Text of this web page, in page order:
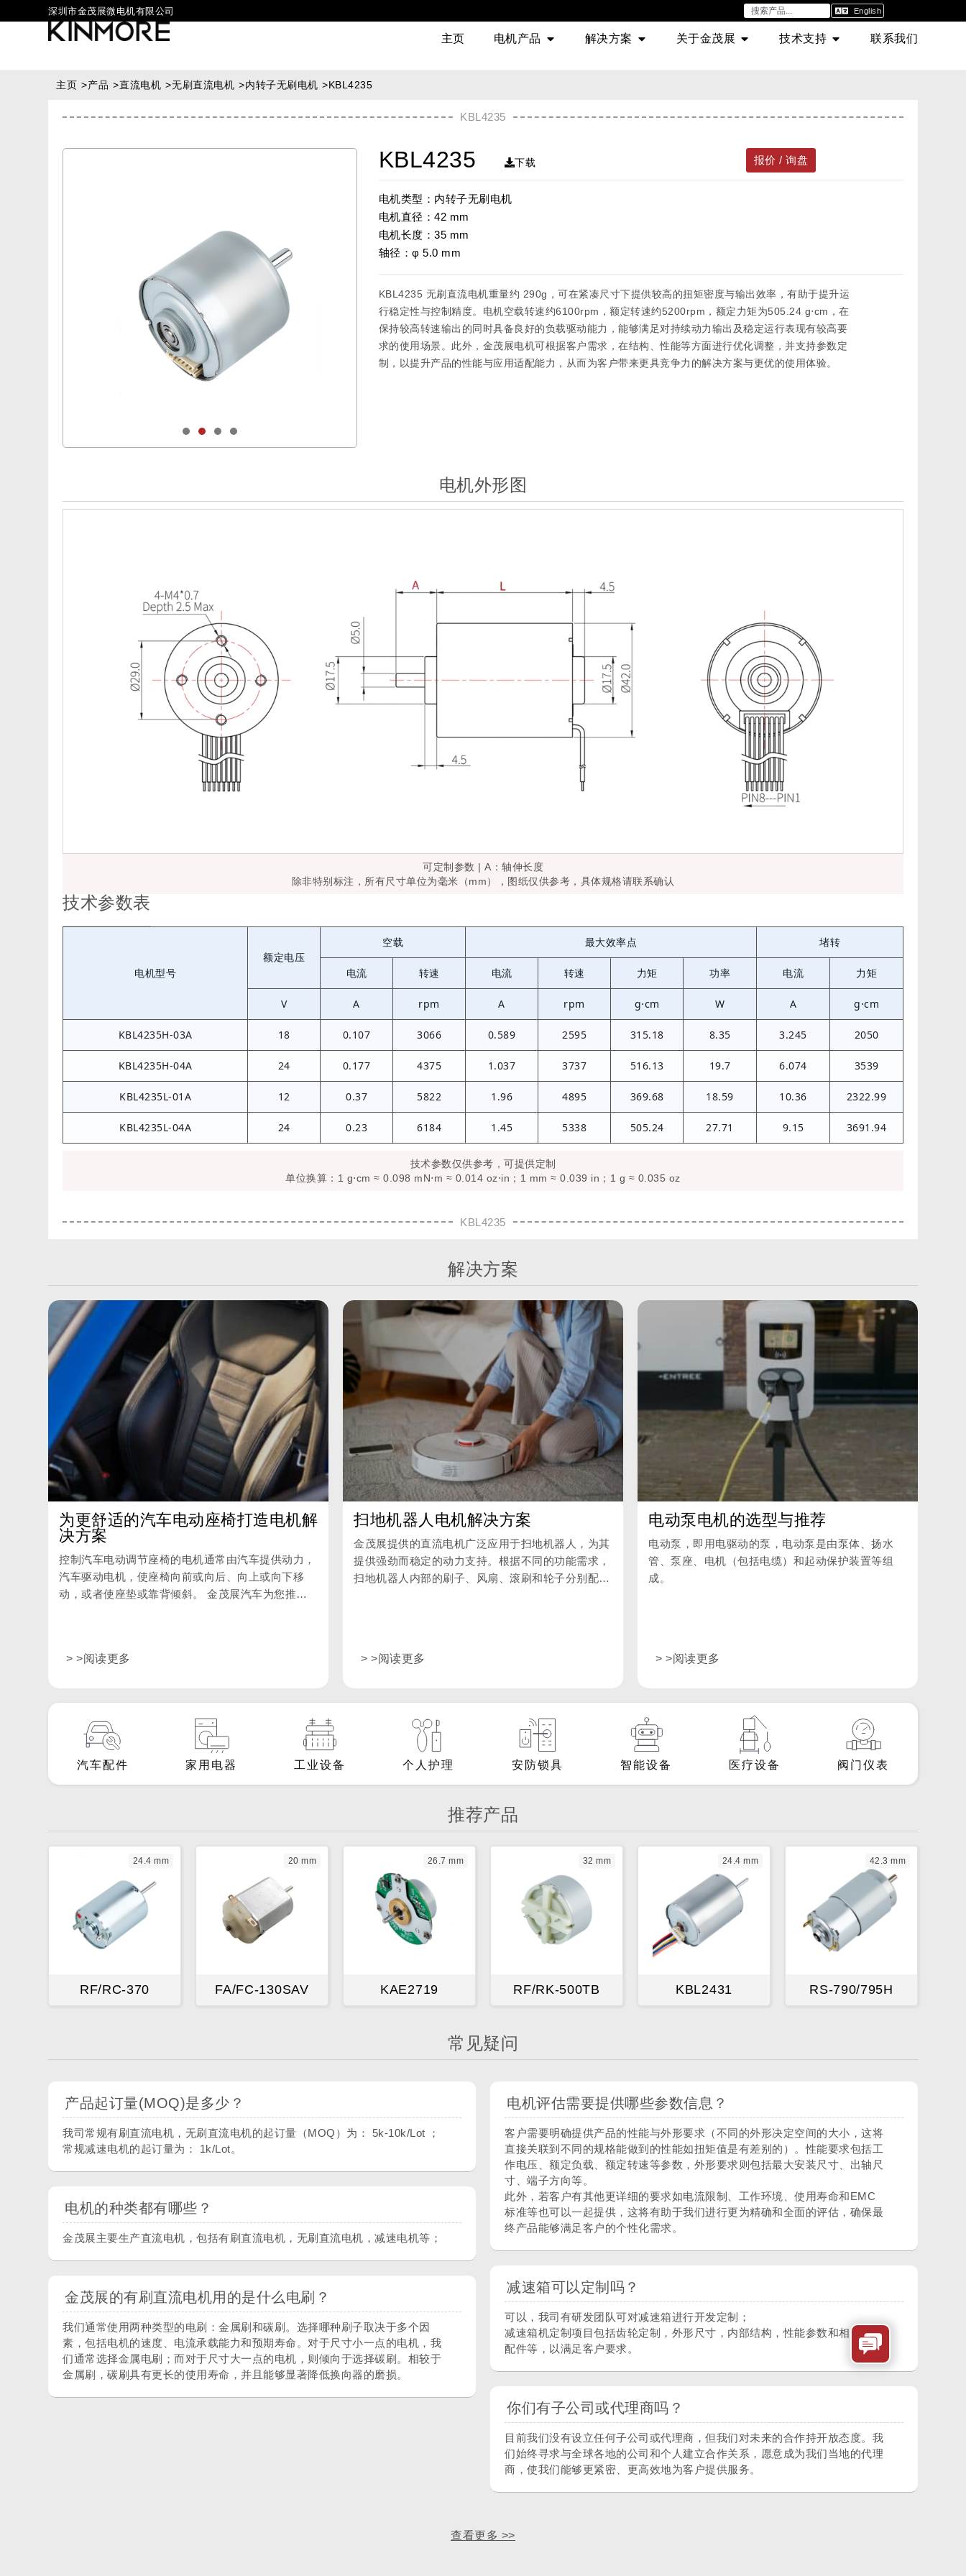
深圳市金茂展微电机有限公司 English
主页 电机产品 解决方案 关于金茂展 技术支持 联系我们
主页 >产品 >直流电机 >无刷直流电机 >内转子无刷电机 >KBL4235
KBL4235
KBL4235 下载 报价 / 询盘
电机类型：内转子无刷电机
电机直径：42 mm
电机长度：35 mm
轴径：φ 5.0 mm
KBL4235 无刷直流电机重量约 290g，可在紧凑尺寸下提供较高的扭矩密度与输出效率，有助于提升运
行稳定性与控制精度。电机空载转速约6100rpm，额定转速约5200rpm，额定力矩为505.24 g⋅cm，在
保持较高转速输出的同时具备良好的负载驱动能力，能够满足对持续动力输出及稳定运行表现有较高要
求的使用场景。此外，金茂展电机可根据客户需求，在结构、性能等方面进行优化调整，并支持参数定
制，以提升产品的性能与应用适配能力，从而为客户带来更具竞争力的解决方案与更优的使用体验。
电机外形图
可定制参数 | A：轴伸长度
除非特别标注，所有尺寸单位为毫米（mm），图纸仅供参考，具体规格请联系确认
技术参数表
电机型号
额定电压
空载 最大效率点 堵转
电流 转速 电流 转速 力矩 功率 电流 力矩
V A rpm A rpm g⋅cm W A g⋅cm
KBL4235H-03A 18 0.107 3066 0.589 2595 315.18 8.35 3.245 2050
KBL4235H-04A 24 0.177 4375 1.037 3737 516.13 19.7 6.074 3539
KBL4235L-01A 12 0.37 5822 1.96 4895 369.68 18.59 10.36 2322.99
KBL4235L-04A 24 0.23 6184 1.45 5338 505.24 27.71 9.15 3691.94
技术参数仅供参考，可提供定制
单位换算：1 g⋅cm ≈ 0.098 mN⋅m ≈ 0.014 oz⋅in；1 mm ≈ 0.039 in；1 g ≈ 0.035 oz
KBL4235
解决方案
为更舒适的汽车电动座椅打造电机解
决方案
控制汽车电动调节座椅的电机通常由汽车提供动力，
汽车驱动电机，使座椅向前或向后、向上或向下移
动，或者使座垫或靠背倾斜。 金茂展汽车为您推出
> >阅读更多
扫地机器人电机解决方案
金茂展提供的直流电机广泛应用于扫地机器人，为其
提供强劲而稳定的动力支持。根据不同的功能需求，
扫地机器人内部的刷子、风扇、滚刷和轮子分别配备
> >阅读更多
电动泵电机的选型与推荐
电动泵，即用电驱动的泵，电动泵是由泵体、扬水
管、泵座、电机（包括电缆）和起动保护装置等组
成。
> >阅读更多
汽车配件 家用电器 工业设备 个人护理 安防锁具 智能设备 医疗设备 阀门仪表
推荐产品
24.4 mm
RF/RC-370
20 mm
FA/FC-130SAV
26.7 mm
KAE2719
32 mm
RF/RK-500TB
24.4 mm
KBL2431
42.3 mm
RS-790/795H
常见疑问
产品起订量(MOQ)是多少？
我司常规有刷直流电机，无刷直流电机的起订量（MOQ）为： 5k-10k/Lot ；
常规减速电机的起订量为： 1k/Lot。
电机评估需要提供哪些参数信息？
客户需要明确提供产品的性能与外形要求（不同的外形决定空间的大小，这将
直接关联到不同的规格能做到的性能如扭矩值是有差别的）。性能要求包括工
作电压、额定负载、额定转速等参数，外形要求则包括最大安装尺寸、出轴尺
寸、端子方向等。
此外，若客户有其他更详细的要求如电流限制、工作环境、使用寿命和EMC
标准等也可以一起提供，这将有助于我们进行更为精确和全面的评估，确保最
终产品能够满足客户的个性化需求。
电机的种类都有哪些？
金茂展主要生产直流电机，包括有刷直流电机，无刷直流电机，减速电机等；
减速箱可以定制吗？
可以，我司有研发团队可对减速箱进行开发定制；
减速箱机定制项目包括齿轮定制，外形尺寸，内部结构，性能参数和相关定制
配件等，以满足客户要求。
金茂展的有刷直流电机用的是什么电刷？
我们通常使用两种类型的电刷：金属刷和碳刷。选择哪种刷子取决于多个因
素，包括电机的速度、电流承载能力和预期寿命。对于尺寸小一点的电机，我
们通常选择金属电刷；而对于尺寸大一点的电机，则倾向于选择碳刷。相较于
金属刷，碳刷具有更长的使用寿命，并且能够显著降低换向器的磨损。
你们有子公司或代理商吗？
目前我们没有设立任何子公司或代理商，但我们对未来的合作持开放态度。我
们始终寻求与全球各地的公司和个人建立合作关系，愿意成为我们当地的代理
商，使我们能够更紧密、更高效地为客户提供服务。
查看更多 >>